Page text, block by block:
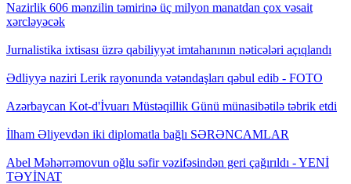
Nazirlik 606 mənzilin təmirinə üç milyon manatdan çox vəsait
xərcləyəcək
Jurnalistika ixtisası üzrə qabiliyyət imtahanının nəticələri açıqlandı
Ədliyyə naziri Lerik rayonunda vətəndaşları qəbul edib - FOTO
Azərbaycan Kot-d'İvuarı Müstəqillik Günü münasibətilə təbrik etdi
İlham Əliyevdən iki diplomatla bağlı SƏRƏNCAMLAR
Abel Məhərrəmovun oğlu səfir vəzifəsindən geri çağırıldı - YENİ
TƏYİNAT